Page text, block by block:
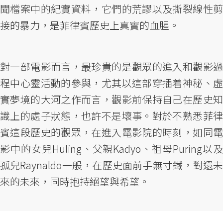
聞檔案中的紀實資料，它們的荒謬以及撕裂線性剪
接的暴力，是菲律賓歷史上真實的血腥。
對一部電影而言，最珍貴的是觀眾的進入和觀影過
程中心靈活動的參與，尤其以這部穿插着神秘、虛
實夢境的大河之作而言，觀影前保持自己在歷史知
識上的處子狀態，也許不是壞事。對於不熟悉菲律
賓這段歷史的觀眾，在進入電影院的時刻，如同電
影中的女兒Huling、父親Kadyo、祖母Puring以及
孤兒Raynaldo一般，在歷史面前手無寸鐵，對還未
來的未來，同時抱持絕望與希望。